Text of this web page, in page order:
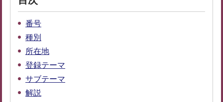
番号
種別
所在地
登録テーマ
サブテーマ
解説